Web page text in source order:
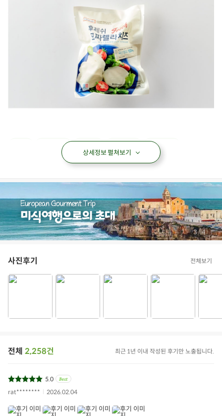
모짜렐라
가공치즈
지중해식단 오아시스반찬
전자상거래 등에서의 상품정보 제공 고시에 따라 작성되었습니다.
상품명 후레시 모짜렐라 치즈
식품의 유형 치즈
용량/수량
제조년월일/품질유
포장 내 별도 표기
상세정보 펼쳐보기
4/4
사진후기 전체보기
전체 2,258건 최근 1년 이내 작성된 후기만 노출됩니다.
5.0
rat********
2026.02.04